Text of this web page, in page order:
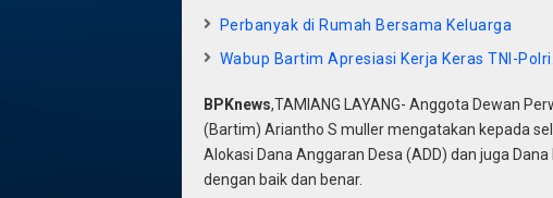
Perbanyak di Rumah Bersama Keluarga
Wabup Bartim Apresiasi Kerja Keras TNI-Polri.
BPKnews,TAMIANG LAYANG- Anggota Dewan
(Bartim) Ariantho S muller mengatakan kepada
Alokasi Dana Anggaran Desa (ADD) dan juga
dengan baik dan benar.